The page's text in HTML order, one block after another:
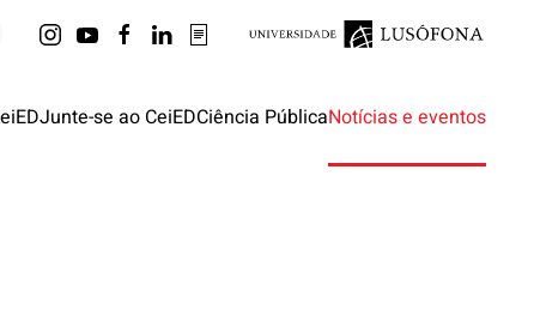
Junte-se ao CeiEDCiência PúblicaNotícias e eventos